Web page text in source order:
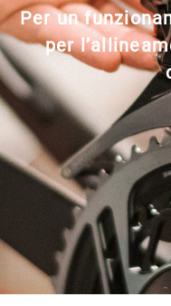
Per un
per